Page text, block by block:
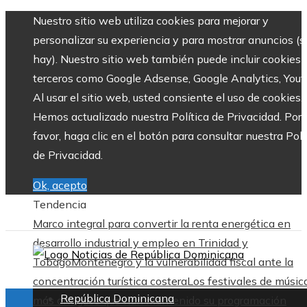
Nuestro sitio web utiliza cookies para mejorar y
personalizar su experiencia y para mostrar anuncios
hay). Nuestro sitio web también puede incluir cookies
terceros como Google Adsense, Google Analytics,
Al usar el sitio web, usted consiente el uso de cookies.
Hemos actualizado nuestra Política de Privacidad. Por
favor, haga clic en el botón para consultar nuestra
de Privacidad.
Ok, acepto
Tendencia
Marco integral para convertir la renta energética en
desarrollo industrial y empleo en Trinidad y
TobagoMontenegro y la vulnerabilidad fiscal ante la
concentración turística costeraLos festivales de
más antiguos que han mantenido su programación
República Dominicana